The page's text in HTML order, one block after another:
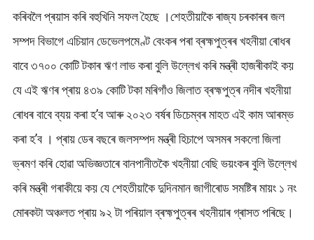
কৰিবলৈ প্ৰয়াস কৰি বহুখিনি সফল হৈছে ।শেহতীয়াকৈ ৰাজ্য চৰকাৰৰ জল
সম্পদ বিভাগে এচিয়ান ডেভেলপমেণ্ট বেংকৰ পৰা ব্ৰহ্মপুত্ৰৰ খহনীয়া ৰোধৰ
বাবে ৩৭০০ কোটি টকাৰ ঋণ লাভ কৰা বুলি উল্লেখ কৰি মন্ত্ৰী হাজৰীকাই কয়
যে এই ঋণৰ প্ৰায় ৪৩৯ কোটি টকা মৰিগাঁও জিলাত ব্ৰহ্মপুত্ৰ নদীৰ খহনীয়া
ৰোধৰ বাবে ব্যয় কৰা হ’ব আৰু ২০২৩ বৰ্ষৰ ডিচেম্বৰ মাহত এই কাম আৰম্ভ
কৰা হ’ব । প্ৰায় ডেৰ বছৰে জলসম্পদ মন্ত্ৰী হিচাপে অসমৰ সকলো জিলা
ভ্ৰমণ কৰি হোৱা অভিজ্ঞতাৰে বানপানীতকৈ খহনীয়া বেছি ভয়ংকৰ বুলি উল্লেখ
কৰি মন্ত্ৰী গৰাকীয়ে কয় যে শেহতীয়াকৈ দুদিনমান জাগীৰোড সমষ্টিৰ মায়ং ১ নং
মোৰকটা অঞ্চলত প্ৰায় ৯২ টা পৰিয়াল ব্ৰহ্মপুত্ৰৰ খহনীয়াৰ গ্ৰাসত পৰিছে।